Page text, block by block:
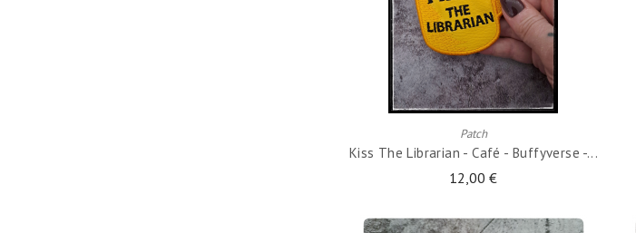
Patch
Kiss The Librarian - Café - Buffyverse -...
12,00 €
AJOUTER AU PANIER